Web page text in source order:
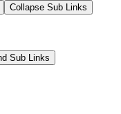
Collapse Sub Links
Sub Links